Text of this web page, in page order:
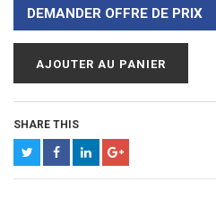
DEMANDER OFFRE DE PRIX
AJOUTER AU PANIER
SHARE THIS